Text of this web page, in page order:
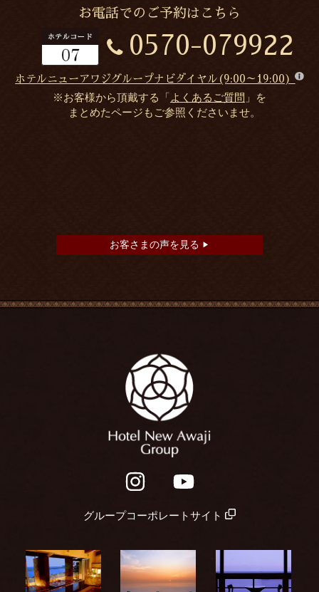
お電話でのご予約はこちら
0570-079922
ホテルニューアワジグループナビダイヤル(9:00～19:00)
※お客様から頂戴する「よくあるご質問 」を
まとめたページもご参照くださいませ。
お客さまの声を見る ▶
グループコーポレートサイト